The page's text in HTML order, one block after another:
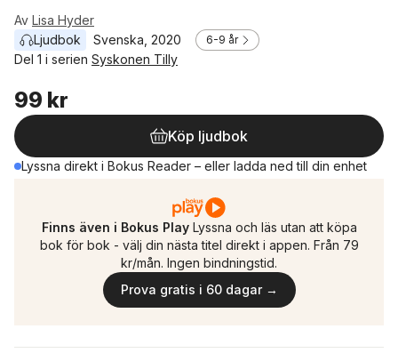
Av Lisa Hyder
Ljudbok
Svenska 2020 6-9 år
Del 1 i serien Syskonen Tilly
99 kr
Köp ljudbok
Lyssna direkt i Bokus Reader – eller ladda ned till din enhet
Finns även i Bokus Play Lyssna och läs utan att köpa
bok för bok - välj din nästa titel direkt i appen. Från 79
kr/mån. Ingen bindningstid.
Prova gratis i 60 dagar →